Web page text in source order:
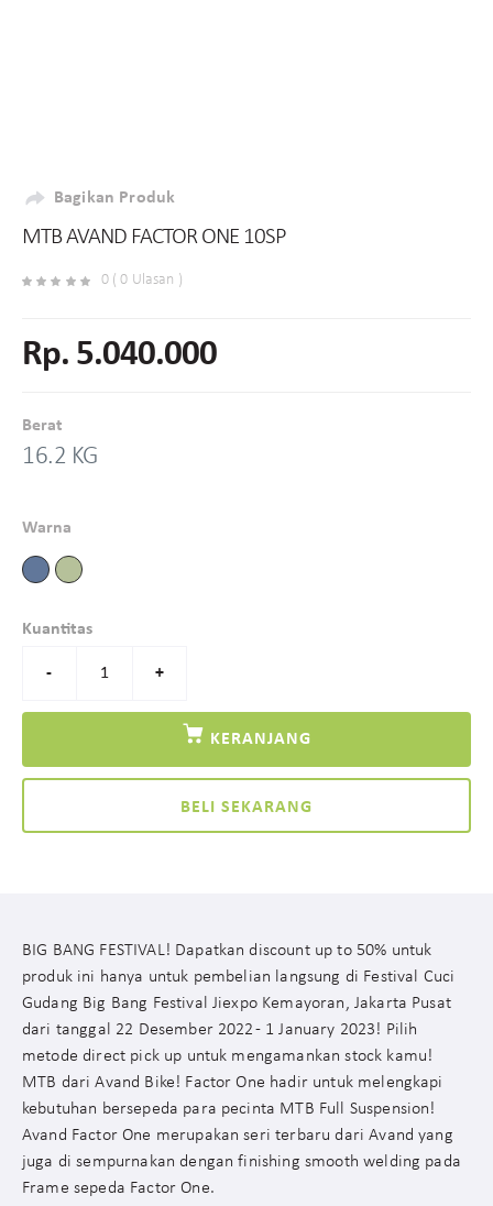
Bagikan Produk
MTB AVAND FACTOR ONE 10SP
0 ( 0 Ulasan )
Rp. 5.040.000
Berat
16.2 KG
Warna
Kuantitas
- +
KERANJANG
BELI SEKARANG
BIG BANG FESTIVAL! Dapatkan discount up to 50% untuk
produk ini hanya untuk pembelian langsung di Festival Cuci
Gudang Big Bang Festival Jiexpo Kemayoran, Jakarta Pusat
dari tanggal 22 Desember 2022 - 1 January 2023! Pilih
metode direct pick up untuk mengamankan stock kamu!
MTB dari Avand Bike! Factor One hadir untuk melengkapi
kebutuhan bersepeda para pecinta MTB Full Suspension!
Avand Factor One merupakan seri terbaru dari Avand yang
juga di sempurnakan dengan finishing smooth welding pada
Frame sepeda Factor One.